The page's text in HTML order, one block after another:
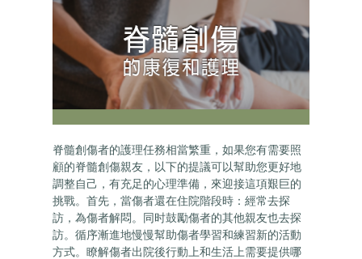
脊髓創傷者的護理任務相當繁重，如果您有需要照
顧的脊髓創傷親友，以下的提議可以幫助您更好地
調整自己，有充足的心理準備，來迎接這項艱巨的
挑戰。首先，當傷者還在住院階段時：經常去探
訪，為傷者解悶。同时鼓勵傷者的其他親友也去探
訪。循序漸進地慢慢幫助傷者學習和練習新的活動
方式。瞭解傷者出院後行動上和生活上需要提供哪